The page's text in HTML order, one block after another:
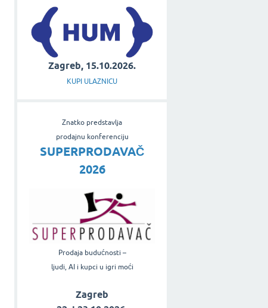
Zagreb, 15.10.2026.
KUPI ULAZNICU
Znatko predstavlja
prodajnu konferenciju
SUPERPRODAVAČ
2026
Prodaja budućnosti –
ljudi, AI i kupci u igri moći
Zagreb